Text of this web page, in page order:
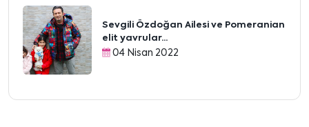
Sevgili Özdoğan Ailesi ve Pomeranian
elit yavrular...
04 Nisan 2022